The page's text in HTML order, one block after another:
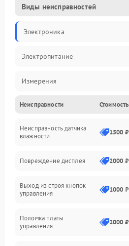
Виды неисправностей
Электроника
Электропитание
Измерения
Механические повреждения
Интерфейсы
Неисправности Стоимость
Неисправность датчика
влажности
1500 ₽
Повреждение дисплея 2000 ₽
Выход из строя кнопок
управления
1000 ₽
Поломка платы
управления
2000 ₽